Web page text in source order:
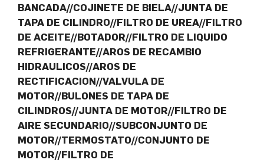
BANCADA//COJINETE DE BIELA//JUNTA DE
TAPA DE CILINDRO//FILTRO DE UREA//FILTRO
DE ACEITE//BOTADOR//FILTRO DE LIQUIDO
REFRIGERANTE//AROS DE RECAMBIO
HIDRAULICOS//AROS DE
RECTIFICACION//VALVULA DE
MOTOR//BULONES DE TAPA DE
CILINDROS//JUNTA DE MOTOR//FILTRO DE
AIRE SECUNDARIO//SUBCONJUNTO DE
MOTOR//TERMOSTATO//CONJUNTO DE
MOTOR//FILTRO DE